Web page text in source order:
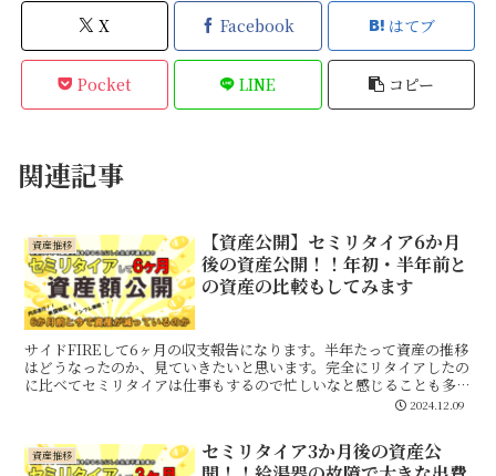
X Facebook はてブ
Pocket LINE コピー
関連記事
資産推移
【資産公開】セミリタイア6か月
後の資産公開！！年初・半年前と
の資産の比較もしてみます
サイドFIREして6ヶ月の収支報告になります。半年たって資産の推移
はどうなったのか、見ていきたいと思います。完全にリタイアしたの
に比べてセミリタイアは仕事もするので忙しいなと感じることも多い
です。少しずつ趣味や創作の時間を増やして仕事の時間を減らしてい
2024.12.09
資産推移
セミリタイア3か月後の資産公